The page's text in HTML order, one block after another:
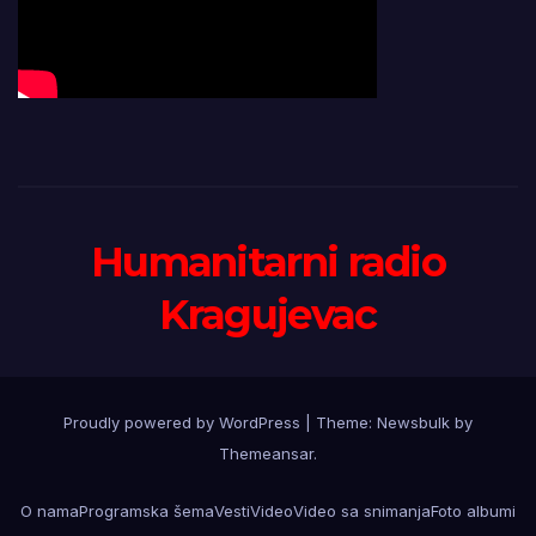
Humanitarni radio
Kragujevac
Proudly powered by WordPress Theme: Newsbulk by
Themeansar.
O namaProgramska šemaVestiVideoVideo sa snimanjaFoto albumi